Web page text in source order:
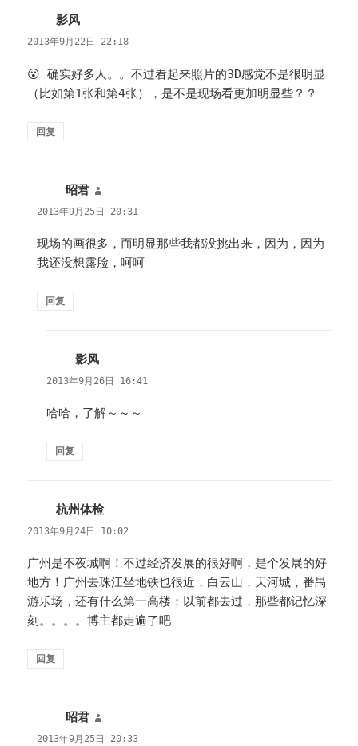
影风
道：
2013年9月22日 22:18
😮 确实好多人。。不过看起来照片的3D感觉不是很明显
（比如第1张和第4张），是不是现场看更加明显些？？
回复
昭君
道：
2013年9月25日 20:31
现场的画很多，而明显那些我都没挑出来，因为，因为
我还没想露脸，呵呵
回复
影风
道：
2013年9月26日 16:41
哈哈，了解～～～
回复
杭州体检说
道：
2013年9月24日 10:02
广州是不夜城啊！不过经济发展的很好啊，是个发展的好
地方！广州去珠江坐地铁也很近，白云山，天河城，番禺
游乐场，还有什么第一高楼；以前都去过，那些都记忆深
刻。。。。博主都走遍了吧
回复
昭君
道：
2013年9月25日 20:33